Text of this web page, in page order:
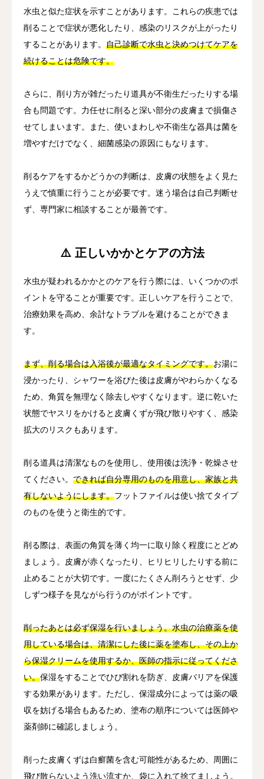
水虫と似た症状を示すことがあります。これらの疾患では
削ることで症状が悪化したり、感染のリスクが上がったり
することがあります。 自己診断で水虫と決めつけてケアを
続けることは危険です。
さらに、削り方が雑だったり道具が不衛生だったりする場
合も問題です。力任せに削ると深い部分の皮膚まで損傷さ
せてしまいます。また、使いまわしや不衛生な器具は菌を
増やすだけでなく、細菌感染の原因にもなります。
削るケアをするかどうかの判断は、皮膚の状態をよく見た
うえで慎重に行うことが必要です。迷う場合は自己判断せ
ず、専門家に相談することが最善です。
⚠️ 正しいかかとケアの方法
水虫が疑われるかかとのケアを行う際には、いくつかのポ
イントを守ることが重要です。正しいケアを行うことで、
治療効果を高め、余計なトラブルを避けることができま
す。
まず、削る場合は入浴後が最適なタイミングです。お湯に
浸かったり、シャワーを浴びた後は皮膚がやわらかくなる
ため、角質を無理なく除去しやすくなります。逆に乾いた
状態でヤスリをかけると皮膚くずが飛び散りやすく、感染
拡大のリスクもあります。
削る道具は清潔なものを使用し、使用後は洗浄・乾燥させ
てください。 できれば自分専用のものを用意し、家族と共
有しないようにします。フットファイルは使い捨てタイプ
のものを使うと衛生的です。
削る際は、表面の角質を薄く均一に取り除く程度にとどめ
ましょう。皮膚が赤くなったり、ヒリヒリしたりする前に
止めることが大切です。一度にたくさん削ろうとせず、少
しずつ様子を見ながら行うのがポイントです。
削ったあとは必ず保湿を行いましょう。水虫の治療薬を使
用している場合は、清潔にした後に薬を塗布し、その上か
ら保湿クリームを使用するか、医師の指示に従ってくださ
い。保湿をすることでひび割れを防ぎ、皮膚バリアを保護
する効果があります。ただし、保湿成分によっては薬の吸
収を妨げる場合もあるため、塗布の順序については医師や
薬剤師に確認しましょう。
削った皮膚くずは白癬菌を含む可能性があるため、周囲に
飛び散らないよう洗い流すか、袋に入れて捨てましょう。